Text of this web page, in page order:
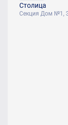
Столица
Секция Дом №1,